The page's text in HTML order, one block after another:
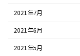
2021年7月
2021年6月
2021年5月